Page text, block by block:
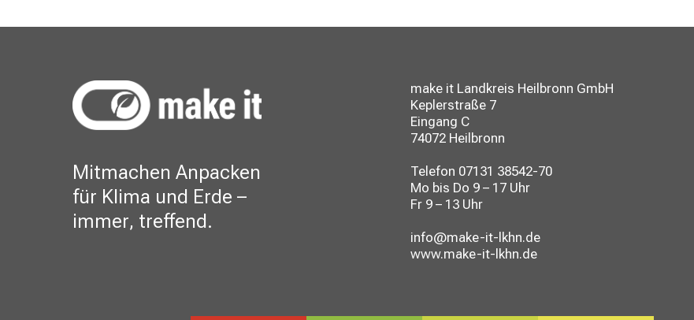
Mitmachen Anpacken
für Klima und Erde –
immer, treffend.
make it Landkreis Heilbronn GmbH
Keplerstraße 7
Eingang C
74072 Heilbronn
Telefon 07131 38542-70
Mo bis Do 9 – 17 Uhr
Fr 9 – 13 Uhr
info@make-it-lkhn.de
www.make-it-lkhn.de